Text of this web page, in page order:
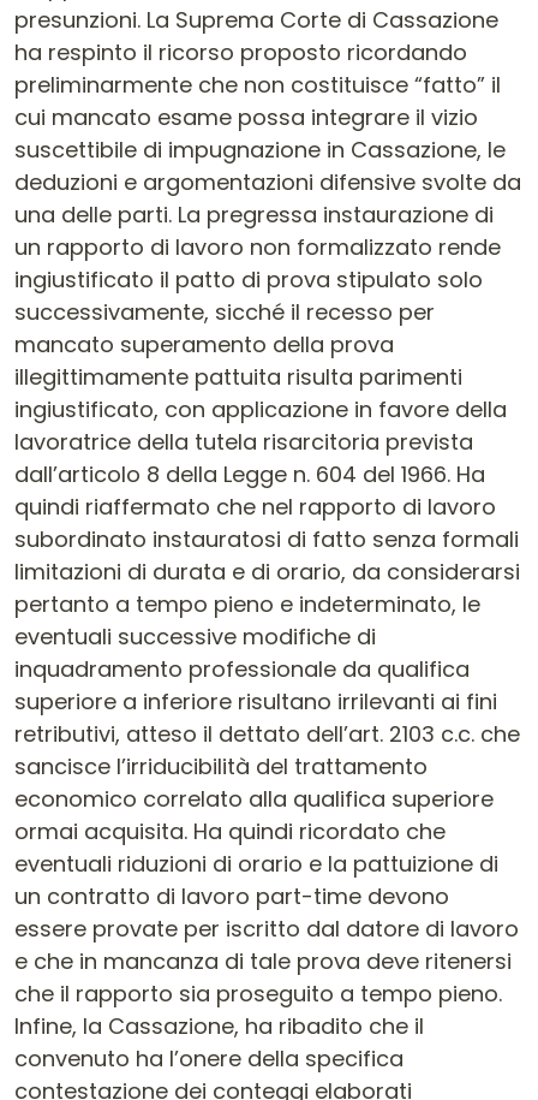
presunzioni. La Suprema Corte di Cassazione
ha respinto il ricorso proposto ricordando
preliminarmente che non costituisce “fatto” il
cui mancato esame possa integrare il vizio
suscettibile di impugnazione in Cassazione, le
deduzioni e argomentazioni difensive svolte da
una delle parti. La pregressa instaurazione di
un rapporto di lavoro non formalizzato rende
ingiustificato il patto di prova stipulato solo
successivamente, sicché il recesso per
mancato superamento della prova
illegittimamente pattuita risulta parimenti
ingiustificato, con applicazione in favore della
lavoratrice della tutela risarcitoria prevista
dall’articolo 8 della Legge n. 604 del 1966. Ha
quindi riaffermato che nel rapporto di lavoro
subordinato instauratosi di fatto senza formali
limitazioni di durata e di orario, da considerarsi
pertanto a tempo pieno e indeterminato, le
eventuali successive modifiche di
inquadramento professionale da qualifica
superiore a inferiore risultano irrilevanti ai fini
retributivi, atteso il dettato dell’art. 2103 c.c. che
sancisce l’irriducibilità del trattamento
economico correlato alla qualifica superiore
ormai acquisita. Ha quindi ricordato che
eventuali riduzioni di orario e la pattuizione di
un contratto di lavoro part-time devono
essere provate per iscritto dal datore di lavoro
e che in mancanza di tale prova deve ritenersi
che il rapporto sia proseguito a tempo pieno.
Infine, la Cassazione, ha ribadito che il
convenuto ha l’onere della specifica
contestazione dei conteggi elaborati